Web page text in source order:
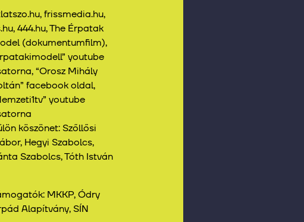
frissmedia.hu,
444.hu, The Érpatak
(dokumentumfilm),
youtube
“Orosz Mihály
facebook oldal,
youtube
köszönet: Szőllősi
Hegyi Szabolcs,
Szabolcs, Tóth István
MKKP, Ódry
Alapítvány, SÍN